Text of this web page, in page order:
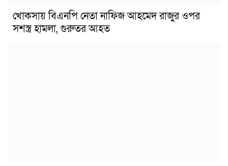
খোকসায় বিএনপি নেতা নাফিজ আহমেদ রাজুর ওপর
সশস্ত্র হামলা, গুরুতর আহত